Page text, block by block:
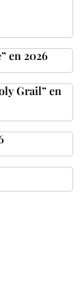
en 2026
Grail” en